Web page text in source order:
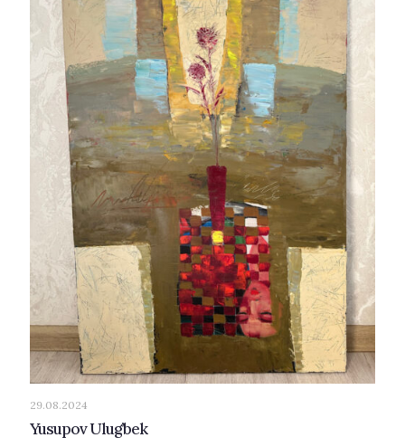
29.08.2024
Yusupov Ulug’bek